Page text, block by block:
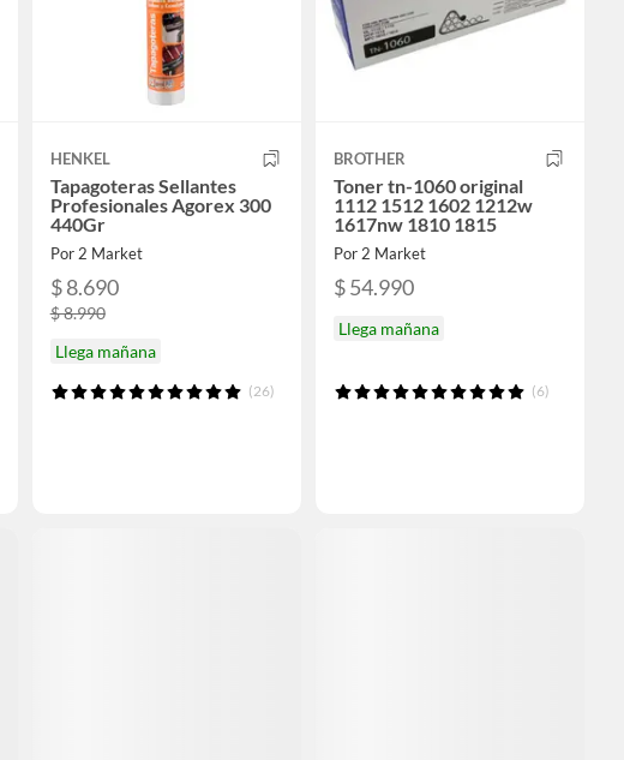
HENKEL
Tapagoteras Sellantes
Profesionales Agorex 300
440Gr
Por 2 Market
$ 8.690
$ 8.990
Llega mañana
(26)
BROTHER
Toner tn-1060 original
1112 1512 1602 1212w
1617nw 1810 1815
Por 2 Market
$ 54.990
Llega mañana
(6)